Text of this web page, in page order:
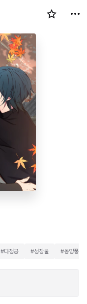
#다정공 #성장물 #동양풍